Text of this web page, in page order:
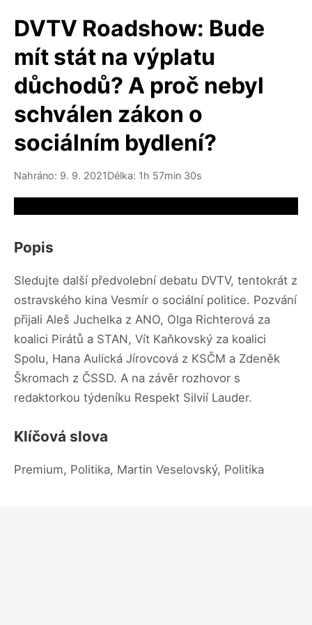
DVTV Roadshow: Bude
mít stát na výplatu
důchodů? A proč nebyl
schválen zákon o
sociálním bydlení?
Nahráno: 9. 9. 2021Délka: 1h 57min 30s
Popis
Sledujte další předvolební debatu DVTV, tentokrát z
ostravského kina Vesmír o sociální politice. Pozvání
přijali Aleš Juchelka z ANO, Olga Richterová za
koalici Pirátů a STAN, Vít Kaňkovský za koalici
Spolu, Hana Aulická Jírovcová z KSČM a Zdeněk
Škromach z ČSSD. A na závěr rozhovor s
redaktorkou týdeníku Respekt Silvií Lauder.
Klíčová slova
Premium, Politika, Martin Veselovský, Politika